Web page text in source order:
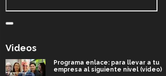
Videos
Programa enlace: para llevar a tu
empresa al siguiente nivel (video)